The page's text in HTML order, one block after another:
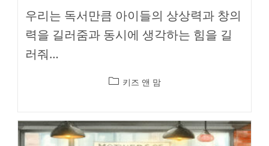
우리는 독서만큼 아이들의 상상력과 창의
력을 길러줌과 동시에 생각하는 힘을 길
러줘…
Post키즈 앤 맘